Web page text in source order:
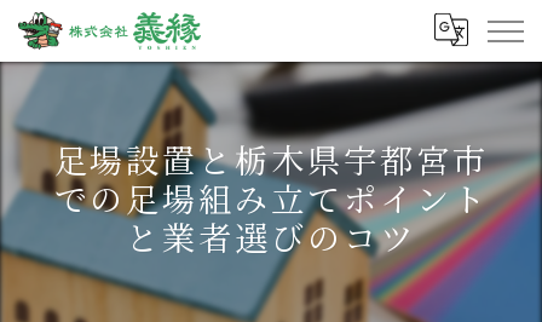
足場設置と栃木県宇都宮市
での足場組み立てポイント
と業者選びのコツ